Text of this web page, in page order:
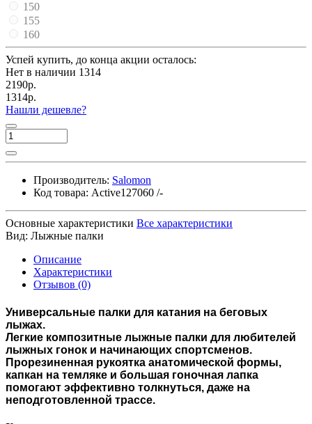
150
155
160
Успей купить, до конца акции осталось:
Нет в наличии 1314
2190р.
1314р.
Нашли дешевле?
Производитель: Salomon
Код товара: Active127060 /-
Основные характеристики Все характеристики
Вид: Лыжные палки
Описание
Характеристики
Отзывов (0)
Универсальные палки для катания на беговых
лыжах.
Легкие композитные лыжные палки для любителей
лыжных гонок и начинающих спортсменов.
Прорезиненная рукоятка анатомической формы,
капкан на темляке и большая гоночная лапка
помогают эффективно толкнуться, даже на
неподготовленной трассе.